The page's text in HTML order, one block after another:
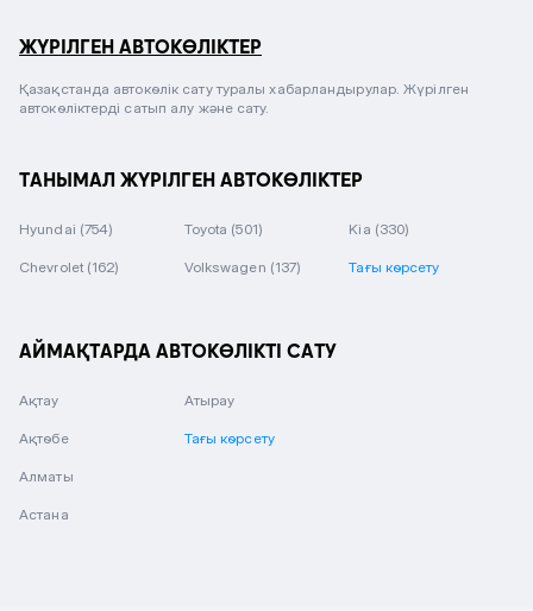
ЖҮРІЛГЕН АВТОКӨЛІКТЕР
Қазақстанда автокөлік сату туралы хабарландырулар. Жүрілген
автокөліктерді сатып алу және сату.
ТАНЫМАЛ ЖҮРІЛГЕН АВТОКӨЛІКТЕР
Hyundai (754) Toyota (501) Kia (330)
Chevrolet (162) Volkswagen (137) Тағы көрсету
АЙМАҚТАРДА АВТОКӨЛІКТІ САТУ
Ақтау
Ақтөбе
Алматы
Астана
Атырау
Тағы көрсету